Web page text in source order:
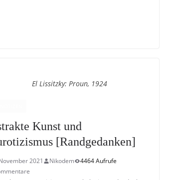
El Lissitzky: Proun, 1924
Kunst und
[Randgedanken]
2021 Nikodem
4464 Aufrufe